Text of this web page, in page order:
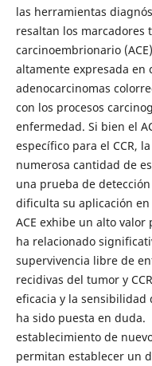
las herramientas
resaltan los marcadores
carcinoembrionario
altamente expresada en
adenocarcinomas
con los procesos
enfermedad. Si bien el
específico para el CCR,
numerosa cantidad de
una prueba de
dificulta su aplicación
ACE exhibe un alto
ha relacionado
supervivencia libre de
recidivas del tumor y
eficacia y la sensibilidad
ha sido puesta en duda.
establecimiento de
permitan establecer un